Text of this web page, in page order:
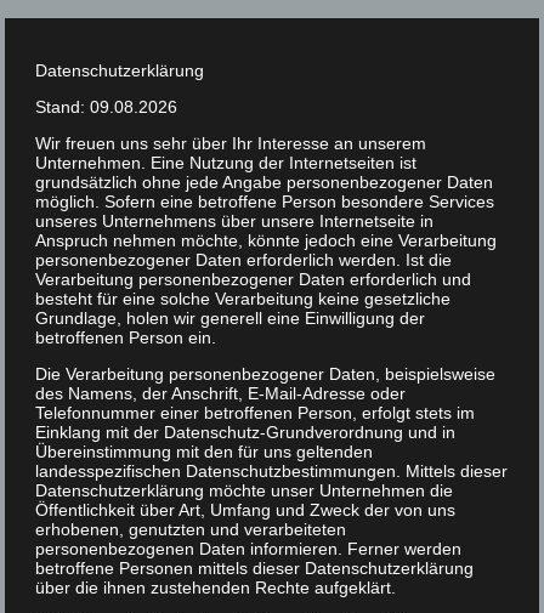
Zum
Residence San
Benedetto
Zurück zum Objekt
TBA SR x5
August 2026
M D M D F S
S
1
2
Datenschutzerklärung
Stand: 09.08.2026
Wir freuen uns sehr über Ihr Interesse an unserem
Unternehmen. Eine Nutzung der Internetseiten ist
grundsätzlich ohne jede Angabe personenbezogener Daten
möglich. Sofern eine betroffene Person besondere Services
unseres Unternehmens über unsere Internetseite in
Anspruch nehmen möchte, könnte jedoch eine Verarbeitung
personenbezogener Daten erforderlich werden. Ist die
Verarbeitung personenbezogener Daten erforderlich und
besteht für eine solche Verarbeitung keine gesetzliche
Grundlage, holen wir generell eine Einwilligung der
betroffenen Person ein.
Die Verarbeitung personenbezogener Daten, beispielsweise
des Namens, der Anschrift, E-Mail-Adresse oder
Telefonnummer einer betroffenen Person, erfolgt stets im
Einklang mit der Datenschutz-Grundverordnung und in
Übereinstimmung mit den für uns geltenden
landesspezifischen Datenschutzbestimmungen. Mittels dieser
Datenschutzerklärung möchte unser Unternehmen die
Öffentlichkeit über Art, Umfang und Zweck der von uns
erhobenen, genutzten und verarbeiteten
personenbezogenen Daten informieren. Ferner werden
betroffene Personen mittels dieser Datenschutzerklärung
über die ihnen zustehenden Rechte aufgeklärt.